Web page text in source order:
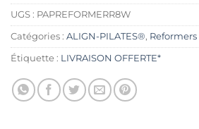
UGS : PAPREFORMERR8W
Catégories : ALIGN-PILATES®, Reformers
Étiquette : LIVRAISON OFFERTE*